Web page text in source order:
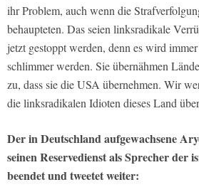
ihr Problem, auch wenn die
behaupteten. Das seien linksradikale
jetzt gestoppt werden, denn es wird
schlimmer werden. Sie übernähmen
zu, dass sie die USA übernehmen. Wir
die linksradikalen Idioten dieses Land
Der in Deutschland aufgewachsene
seinen Reservedienst als Sprecher der
beendet und tweetet weiter: